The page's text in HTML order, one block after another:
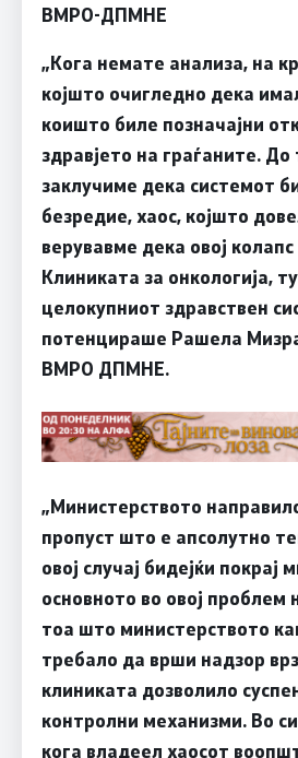
ВМРО-ДПМНЕ
„Кога немате анализа, на
којшто очигледно дека
коишто биле позначајни
здравјето на граѓаните.
заклучиме дека системот
безредие, хаос, којшто
верувавме дека овој
Клиниката за онкологија,
целокупниот здравствен
потенцираше Рашела
ВМРО ДПМНЕ.
„Министерството
пропуст што е апсолутно
овој случај бидејќи покрај
основното во овој проблем
тоа што министерството
требало да врши надзор
клиниката дозволило
контролни механизми. Во
кога владеел хаосот